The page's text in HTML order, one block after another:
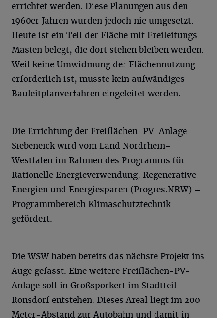
errichtet werden. Diese Planungen aus den
1960er Jahren wurden jedoch nie umgesetzt.
Heute ist ein Teil der Fläche mit Freileitungs-
Masten belegt, die dort stehen bleiben werden.
Weil keine Umwidmung der Flächennutzung
erforderlich ist, musste kein aufwändiges
Bauleitplanverfahren eingeleitet werden.
Die Errichtung der Freiflächen-PV-Anlage
Siebeneick wird vom Land Nordrhein-
Westfalen im Rahmen des Programms für
Rationelle Energieverwendung, Regenerative
Energien und Energiesparen (Progres.NRW) –
Programmbereich Klimaschutztechnik
gefördert.
Die WSW haben bereits das nächste Projekt ins
Auge gefasst. Eine weitere Freiflächen-PV-
Anlage soll in Großsporkert im Stadtteil
Ronsdorf entstehen. Dieses Areal liegt im 200-
Meter-Abstand zur Autobahn und damit in